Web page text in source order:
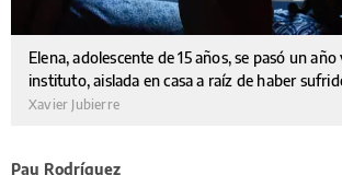
Elena, adolescente de 15 años, se pasó un
instituto, aislada en casa a raíz de haber
Xavier Jubierre
Pau Rodríguez